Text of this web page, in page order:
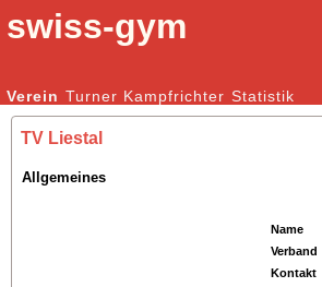
swiss-gym
Kunstturnen Männer | Kunstturnen Frauen
Verein Turner Kampfrichter Statistik
TV Liestal
Allgemeines
Name
Verband
Kontakt